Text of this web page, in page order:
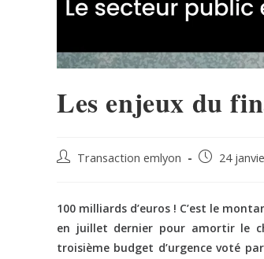
Les enjeux du
Transaction emlyon 24
100 milliards d’euros ! C’est le
en juillet dernier pour amortir le
troisième budget d’urgence voté